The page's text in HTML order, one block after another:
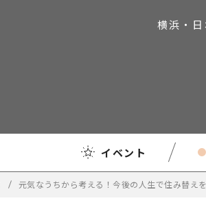
横浜・日
イベント
元気なうちから考える！今後の人生で住み替え